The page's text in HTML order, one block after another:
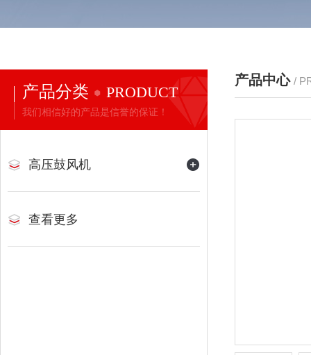
产品分类 PRODUCT
我们相信好的产品是信誉的保证！
高压鼓风机
查看更多
产品中心 /